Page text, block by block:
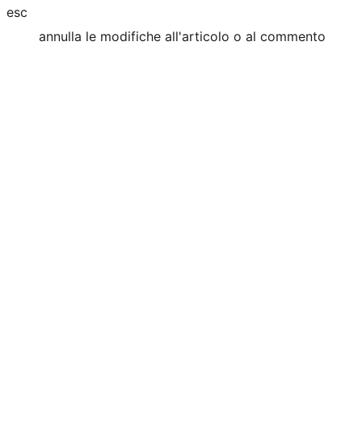
esc
annulla le modifiche all'articolo o al commento